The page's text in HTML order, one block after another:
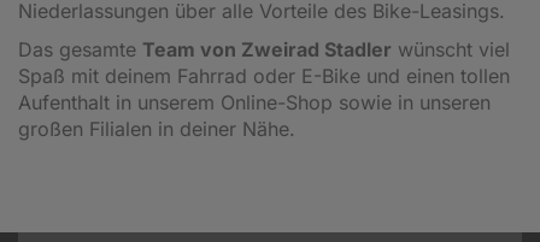
Niederlassungen über alle Vorteile des Bike-Leasings.
Das gesamte Team von Zweirad Stadler wünscht viel
Spaß mit deinem Fahrrad oder E-Bike und einen tollen
Aufenthalt in unserem Online-Shop sowie in unseren
großen Filialen in deiner Nähe.